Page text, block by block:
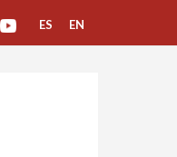
ES EN